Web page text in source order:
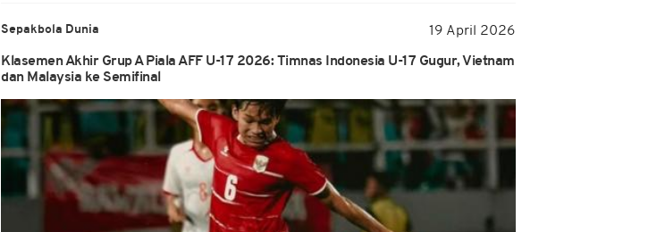
Sepakbola Dunia 19 April 2026
Klasemen Akhir Grup A Piala AFF U-17 2026: Timnas Indonesia U-17 Gugur, Vietnam
dan Malaysia ke Semifinal